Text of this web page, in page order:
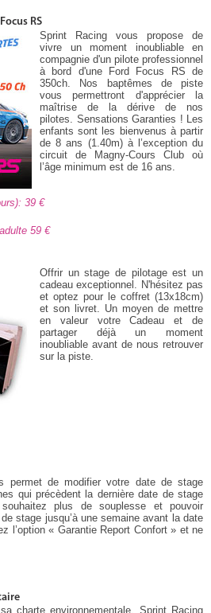
RS
Sprint Racing vous propose de
vivre un moment inoubliable en
compagnie d'un pilote professionnel
à bord d'une Ford Focus RS de
350ch. Nos baptêmes de piste
vous permettront d'apprécier la
maîtrise de la dérive de nos
pilotes. Sensations Garanties ! Les
enfants sont les bienvenus à partir
de 8 ans (1.40m) à l’exception du
circuit de Magny-Cours Club où
l’âge minimum est de 16 ans.
39
adulte 59
Offrir un stage de pilotage est un
cadeau exceptionnel. N'hésitez pas
et optez pour le coffret (13x18cm)
et son livret. Un moyen de mettre
en valeur votre Cadeau et de
partager déjà un moment
inoubliable avant de nous retrouver
sur la piste.
permet de modifier votre date de stage
qui précèdent la dernière date de stage
plus de souplesse et pouvoir
stage jusqu’à une semaine avant la date
l’option « Garantie Report Confort » et ne
charte environnementale, Sprint Racing